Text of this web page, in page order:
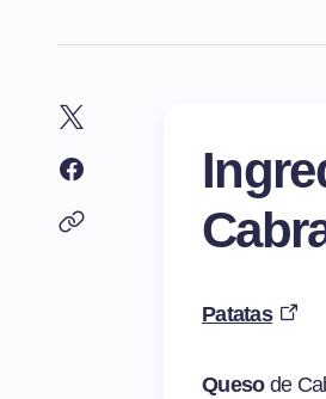
Patatas
Queso de